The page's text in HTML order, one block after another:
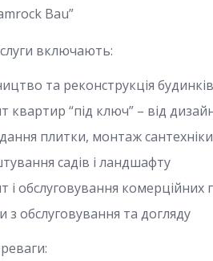
Bau”
включають:
та реконструкція будинків
квартир “під ключ” – від
плитки, монтаж
садів і ландшафту
і обслуговування комерційних
з обслуговування та догляду